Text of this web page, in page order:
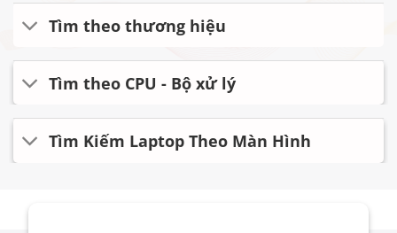
Tìm theo thương hiệu
Tìm theo CPU - Bộ xử lý
Tìm Kiếm Laptop Theo Màn Hình